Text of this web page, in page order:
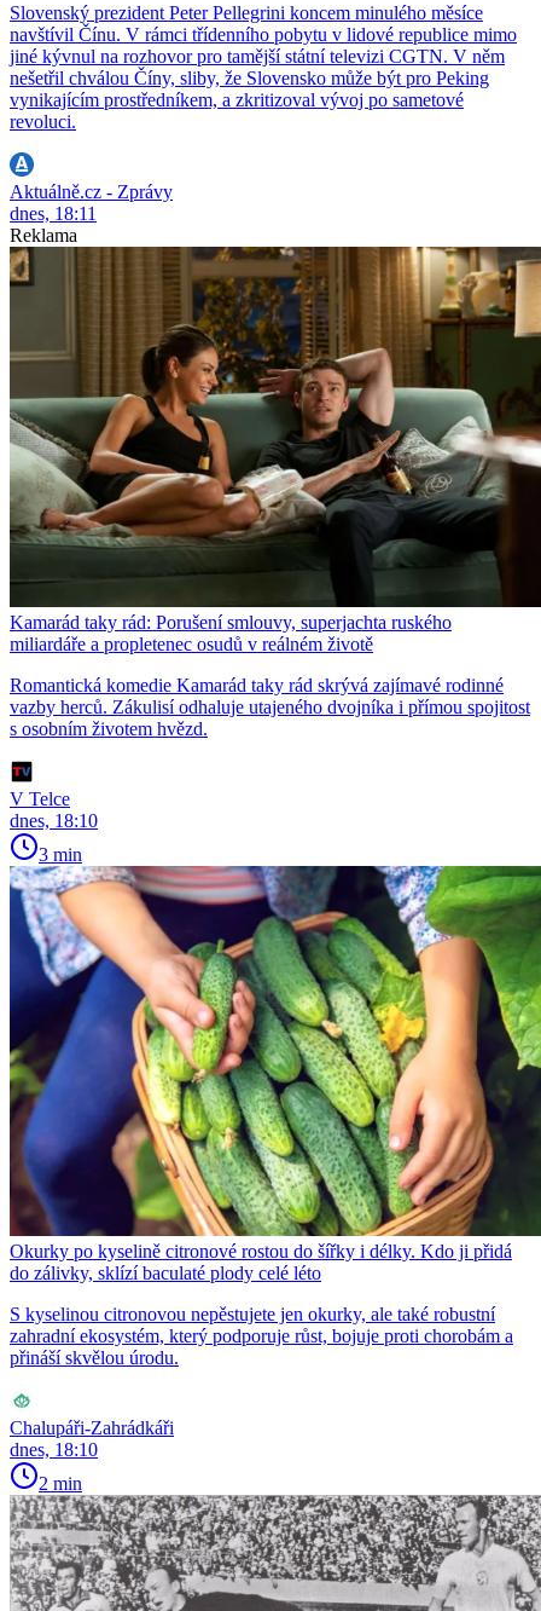
Slovenský prezident Peter Pellegrini koncem minulého měsíce
navštívil Čínu. V rámci třídenního pobytu v lidové republice mimo
jiné kývnul na rozhovor pro tamější státní televizi CGTN. V něm
nešetřil chválou Číny, sliby, že Slovensko může být pro Peking
vynikajícím prostředníkem, a zkritizoval vývoj po sametové
revoluci.
Aktuálně.cz - Zprávy
dnes, 18:11
Reklama
Kamarád taky rád: Porušení smlouvy, superjachta ruského
miliardáře a propletenec osudů v reálném životě
Romantická komedie Kamarád taky rád skrývá zajímavé rodinné
vazby herců. Zákulisí odhaluje utajeného dvojníka i přímou spojitost
s osobním životem hvězd.
V Telce
dnes, 18:10
3 min
Okurky po kyselině citronové rostou do šířky i délky. Kdo ji přidá
do zálivky, sklízí baculaté plody celé léto
S kyselinou citronovou nepěstujete jen okurky, ale také robustní
zahradní ekosystém, který podporuje růst, bojuje proti chorobám a
přináší skvělou úrodu.
Chalupáři-Zahrádkáři
dnes, 18:10
2 min